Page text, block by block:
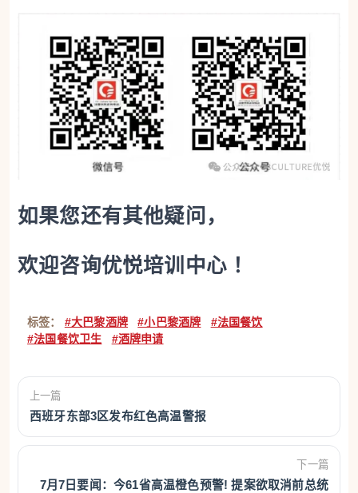
如果您还有其他疑问，
欢迎咨询优悦培训中心 ！
标签： #大巴黎酒牌 #小巴黎酒牌
#法国餐饮
#法国餐饮卫生
#酒牌申请
上一篇
西班牙东部3区发布红色高温警报
下一篇
7月7日要闻：今61省高温橙色预警! 提案欲取消前总统